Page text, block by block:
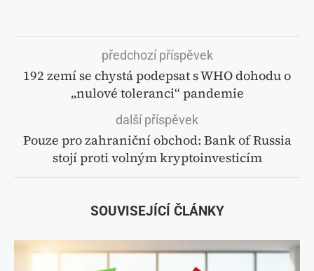
předchozí příspěvek
192 zemí se chystá podepsat s WHO dohodu o
„nulové toleranci“ pandemie
další příspěvek
Pouze pro zahraniční obchod: Bank of Russia
stojí proti volným kryptoinvesticím
SOUVISEJÍCÍ ČLÁNKY